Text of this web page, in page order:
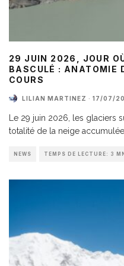
29 JUIN 2026, JOUR
BASCULÉ : ANATOMIE
COURS
LILIAN MARTINEZ · 17/07/
Le 29 juin 2026, les glaciers
totalité de la neige accumulée
NEWS TEMPS DE LECTURE: 3 MN